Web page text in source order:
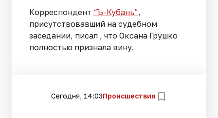
Корреспондент “Ъ-Кубань”,
присутствовавший на судебном
заседании, писал , что Оксана Грушко
полностью признала вину.
Сегодня, 14:03Происшествия